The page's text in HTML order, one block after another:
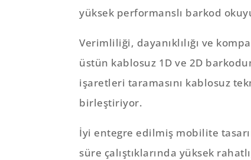
yüksek performanslı barkod
Verimliliği, dayanıklılığı ve
üstün kablosuz 1D ve 2D
işaretleri taramasını kablosuz
birleştiriyor.
İyi entegre edilmiş mobilite
süre çalıştıklarında yüksek